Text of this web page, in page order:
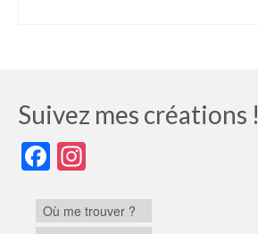
Suivez mes créations !
Facebook
Où me trouver ?